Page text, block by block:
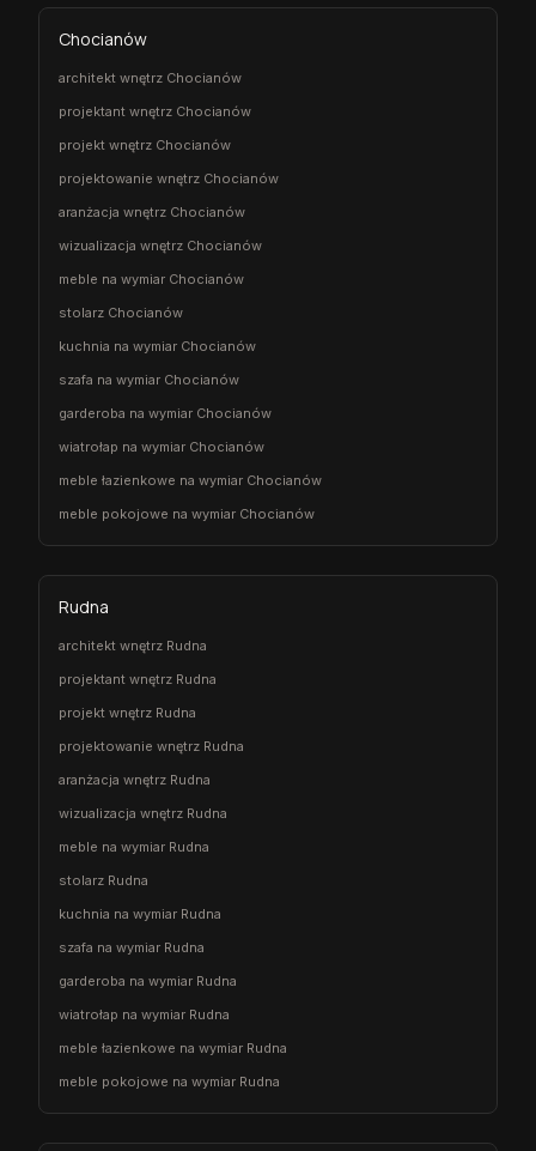
Chocianów
architekt wnętrz Chocianów
projektant wnętrz Chocianów
projekt wnętrz Chocianów
projektowanie wnętrz Chocianów
aranżacja wnętrz Chocianów
wizualizacja wnętrz Chocianów
meble na wymiar Chocianów
stolarz Chocianów
kuchnia na wymiar Chocianów
szafa na wymiar Chocianów
garderoba na wymiar Chocianów
wiatrołap na wymiar Chocianów
meble łazienkowe na wymiar Chocianów
meble pokojowe na wymiar Chocianów
Rudna
architekt wnętrz Rudna
projektant wnętrz Rudna
projekt wnętrz Rudna
projektowanie wnętrz Rudna
aranżacja wnętrz Rudna
wizualizacja wnętrz Rudna
meble na wymiar Rudna
stolarz Rudna
kuchnia na wymiar Rudna
szafa na wymiar Rudna
garderoba na wymiar Rudna
wiatrołap na wymiar Rudna
meble łazienkowe na wymiar Rudna
meble pokojowe na wymiar Rudna